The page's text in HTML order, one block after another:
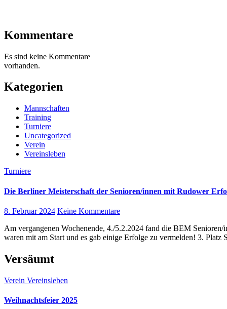
Kommentare
Es sind keine Kommentare
vorhanden.
Kategorien
Mannschaften
Training
Turniere
Uncategorized
Verein
Vereinsleben
Turniere
Die Berliner Meisterschaft der Senioren/innen mit Rudower
8. Februar 2024 Keine Kommentare
Am vergangenen Wochenende, 4./5.2.2024 fand die BEM Senioren/innen in verschiedenen Altersklassen statt. Einiger unserer Vereinskollegen
waren mit am Start und es gab einige Erfolge zu vermelden! 3. Platz
Versäumt
Verein Vereinsleben
Weihnachtsfeier 2025